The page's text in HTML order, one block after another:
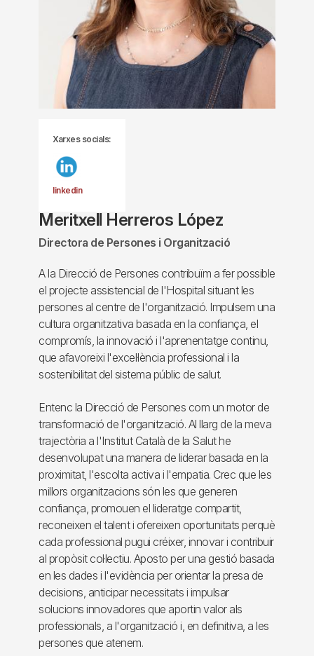
Xarxes socials:
linkedin
Meritxell Herreros López
Directora de Persones i Organització
A la Direcció de Persones contribuïm a fer possible
el projecte assistencial de l'Hospital situant les
persones al centre de l'organització. Impulsem una
cultura organitzativa basada en la confiança, el
compromís, la innovació i l'aprenentatge continu,
que afavoreixi l'excel·lència professional i la
sostenibilitat del sistema públic de salut.
Entenc la Direcció de Persones com un motor de
transformació de l'organització. Al llarg de la meva
trajectòria a l'Institut Català de la Salut he
desenvolupat una manera de liderar basada en la
proximitat, l'escolta activa i l'empatia. Crec que les
millors organitzacions són les que generen
confiança, promouen el lideratge compartit,
reconeixen el talent i ofereixen oportunitats perquè
cada professional pugui créixer, innovar i contribuir
al propòsit col·lectiu. Aposto per una gestió basada
en les dades i l'evidència per orientar la presa de
decisions, anticipar necessitats i impulsar
solucions innovadores que aportin valor als
professionals, a l'organització i, en definitiva, a les
persones que atenem.